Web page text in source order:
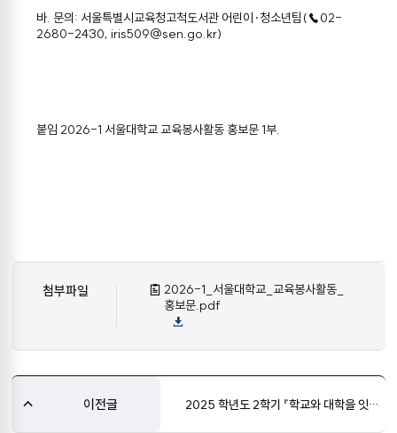
바. 문의: 서울특별시교육청고척도서관 어린이·청소년팀(☎02-
2680-2430, iris509@sen.go.kr)
붙임 2026-1 서울대학교 교육봉사활동 홍보문 1부.
첨부파일
2026-1_서울대학교_교육봉사활동_
홍보문.pdf
이전글 2025 학년도 2학기 『학교와 대학을 잇는 이음&나눔』 동작관악 대학생 교육봉사